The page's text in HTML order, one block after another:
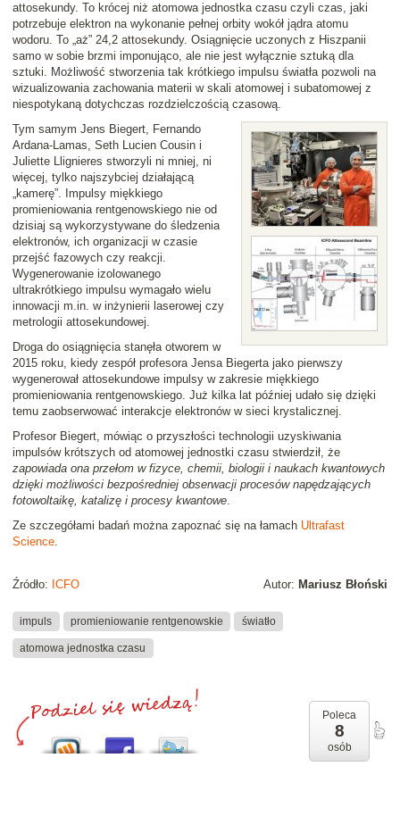
attosekundy. To krócej niż atomowa jednostka czasu czyli czas, jaki
potrzebuje elektron na wykonanie pełnej orbity wokół jądra atomu
wodoru. To „aż” 24,2 attosekundy. Osiągnięcie uczonych z Hiszpanii
samo w sobie brzmi imponująco, ale nie jest wyłącznie sztuką dla
sztuki. Możliwość stworzenia tak krótkiego impulsu światła pozwoli na
wizualizowania zachowania materii w skali atomowej i subatomowej z
niespotykaną dotychczas rozdzielczością czasową.
Tym samym Jens Biegert, Fernando
Ardana-Lamas, Seth Lucien Cousin i
Juliette Llignieres stworzyli ni mniej, ni
więcej, tylko najszybciej działającą
„kamerę”. Impulsy miękkiego
promieniowania rentgenowskiego nie od
dzisiaj są wykorzystywane do śledzenia
elektronów, ich organizacji w czasie
przejść fazowych czy reakcji.
Wygenerowanie izolowanego
ultrakrótkiego impulsu wymagało wielu
innowacji m.in. w inżynierii laserowej czy
metrologii attosekundowej.
Droga do osiągnięcia stanęła otworem w
2015 roku, kiedy zespół profesora Jensa Biegerta jako pierwszy
wygenerował attosekundowe impulsy w zakresie miękkiego
promieniowania rentgenowskiego. Już kilka lat później udało się dzięki
temu zaobserwować interakcje elektronów w sieci krystalicznej.
Profesor Biegert, mówiąc o przyszłości technologii uzyskiwania
impulsów krótszych od atomowej jednostki czasu stwierdził, że
zapowiada ona przełom w fizyce, chemii, biologii i naukach kwantowych
dzięki możliwości bezpośredniej obserwacji procesów napędzających
fotowoltaikę, katalizę i procesy kwantowe.
Ze szczegółami badań można zapoznać się na łamach Ultrafast
Science.
Autor: Mariusz Błoński
Źródło: ICFO
impuls promieniowanie rentgenowskie światło
atomowa jednostka czasu
Poleca
8
osób